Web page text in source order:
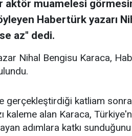
aktör muamelesi
Habertürk yazarı
az" dedi.
Nihal Bengisu Karaca,
katliam
kaleme alan Karaca,
adımlara katkı